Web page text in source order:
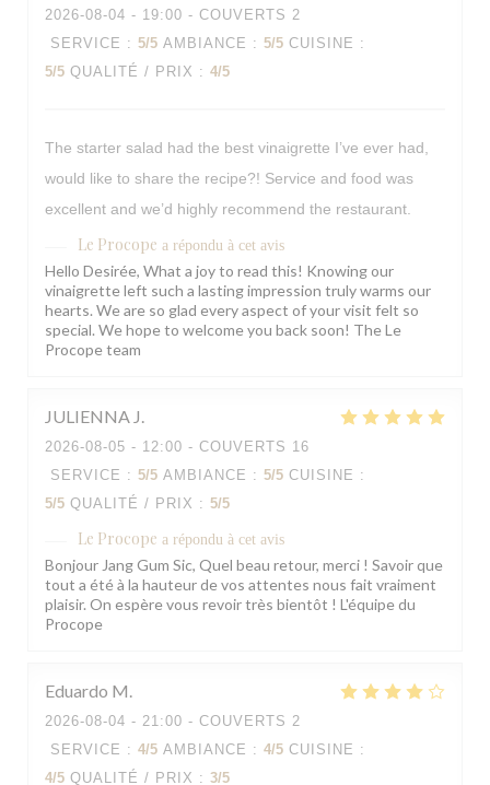
2026-08-04 - 19:00 - COUVERTS 2
SERVICE : 5/5 AMBIANCE : 5/5 CUISINE :
5/5 QUALITÉ / PRIX : 4/5
The starter salad had the best vinaigrette I’ve ever had,
would like to share the recipe?! Service and food was
excellent and we’d highly recommend the restaurant.
Le Procope a répondu à cet avis
Hello Desirée, What a joy to read this! Knowing our
vinaigrette left such a lasting impression truly warms our
hearts. We are so glad every aspect of your visit felt so
special. We hope to welcome you back soon! The Le
Procope team
JULIENNA J
2026-08-05 - 12:00 - COUVERTS 16
SERVICE : 5/5 AMBIANCE : 5/5 CUISINE :
5/5 QUALITÉ / PRIX : 5/5
Le Procope a répondu à cet avis
Bonjour Jang Gum Sic, Quel beau retour, merci ! Savoir que
tout a été à la hauteur de vos attentes nous fait vraiment
plaisir. On espère vous revoir très bientôt ! L'équipe du
Procope
Eduardo M
2026-08-04 - 21:00 - COUVERTS 2
SERVICE : 4/5 AMBIANCE : 4/5 CUISINE :
4/5 QUALITÉ / PRIX : 3/5